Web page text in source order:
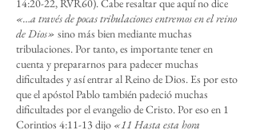
14:20-22, RVR60). Cabe resaltar que aquí no dice
«…a través de pocas tribulaciones entremos en el reino
de Dios» sino más bien mediante muchas
tribulaciones. Por tanto, es importante tener en
cuenta y prepararnos para padecer muchas
dificultades y así entrar al Reino de Dios. Es por esto
que el apóstol Pablo también padeció muchas
dificultades por el evangelio de Cristo. Por eso en 1
Corintios 4:11-13 dijo «11 Hasta esta hora